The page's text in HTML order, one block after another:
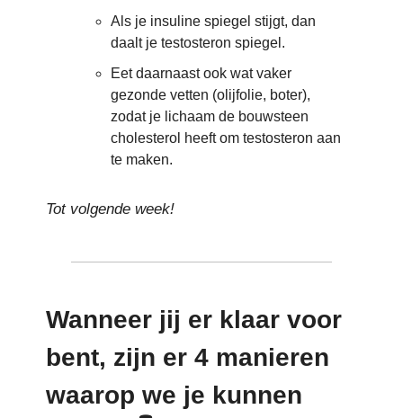
Als je insuline spiegel stijgt, dan
daalt je testosteron spiegel.
Eet daarnaast ook wat vaker
gezonde vetten (olijfolie, boter),
zodat je lichaam de bouwsteen
cholesterol heeft om testosteron aan
te maken.
Tot volgende week!
Wanneer jij er klaar voor
bent, zijn er 4 manieren
waarop we je kunnen